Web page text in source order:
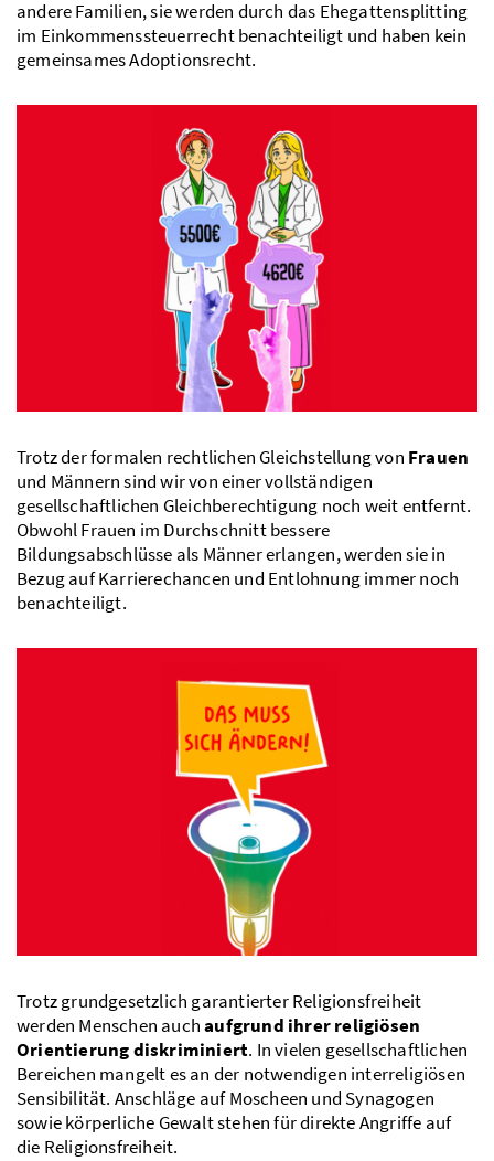
andere Familien, sie werden durch das Ehegattensplitting
im Einkommenssteuerrecht benachteiligt und haben kein
gemeinsames Adoptionsrecht.
Trotz der formalen rechtlichen Gleichstellung von Frauen
und Männern sind wir von einer vollständigen
gesellschaftlichen Gleichberechtigung noch weit entfernt.
Obwohl Frauen im Durchschnitt bessere
Bildungsabschlüsse als Männer erlangen, werden sie in
Bezug auf Karrierechancen und Entlohnung immer noch
benachteiligt.
Trotz grundgesetzlich garantierter Religionsfreiheit
werden Menschen auchaufgrund ihrer religiösen
Orientierung diskriminiert. In vielen gesellschaftlichen
Bereichen mangelt es an der notwendigen interreligiösen
Sensibilität. Anschläge auf Moscheen und Synagogen
sowie körperliche Gewalt stehen für direkte Angriffe auf
die Religionsfreiheit.